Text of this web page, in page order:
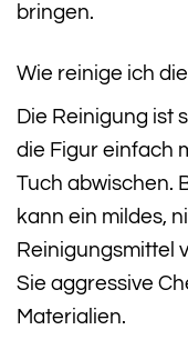
bringen.
Wie reinige ich
Die Reinigung ist
die Figur einfach
Tuch abwischen.
kann ein mildes,
Reinigungsmittel
Sie aggressive
Materialien.